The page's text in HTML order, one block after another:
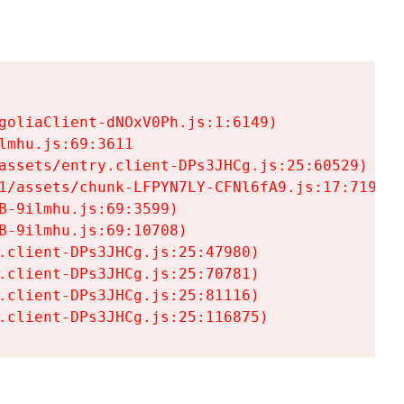
dNOxV0Ph.js:1:6149)
entry.client-DPs3JHCg.js:25:60529)
chunk-LFPYN7LY-CFNl6fA9.js:17:7197)
9ilmhu.js:69:3599)
9ilmhu.js:69:10708)
DPs3JHCg.js:25:47980)
DPs3JHCg.js:25:70781)
DPs3JHCg.js:25:81116)
DPs3JHCg.js:25:116875)